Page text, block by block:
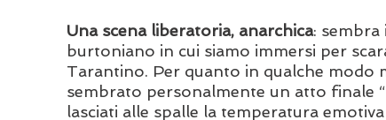
Una scena liberatoria, anarchica:
burtoniano in cui siamo immersi per
Tarantino. Per quanto in qualche modo
sembrato personalmente un atto finale
lasciati alle spalle la temperatura